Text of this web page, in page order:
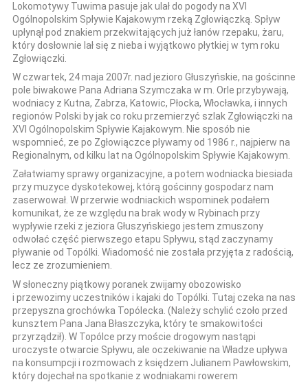
Lokomotywy Tuwima pasuje jak ulał do pogody na XVI
Ogólnopolskim Spływie Kajakowym rzeką Zgłowiączką. Spływ
upłynął pod znakiem przekwitających już łanów rzepaku, żaru,
który dosłownie lał się z nieba i wyjątkowo płytkiej w tym roku
Zgłowiączki.
W czwartek, 24 maja 2007r. nad jezioro Głuszyńskie, na gościnne
pole biwakowe Pana Adriana Szymczaka w m. Orle przybywają,
wodniacy z Kutna, Zabrza, Katowic, Płocka, Włocławka, i innych
regionów Polski by jak co roku przemierzyć szlak Zgłowiączki na
XVI Ogólnopolskim Spływie Kajakowym. Nie sposób nie
wspomnieć, ze po Zgłowiączce pływamy od 1986 r., najpierw na
Regionalnym, od kilku lat na Ogólnopolskim Spływie Kajakowym.
Załatwiamy sprawy organizacyjne, a potem wodniacka biesiada
przy muzyce dyskotekowej, którą gościnny gospodarz nam
zaserwował. W przerwie wodniackich wspominek podałem
komunikat, że ze względu na brak wody w Rybinach przy
wypływie rzeki z jeziora Głuszyńskiego jestem zmuszony
odwołać część pierwszego etapu Spływu, stąd zaczynamy
pływanie od Topólki. Wiadomość nie została przyjęta z radością,
lecz ze zrozumieniem.
W słoneczny piątkowy poranek zwijamy obozowisko
i przewozimy uczestników i kajaki do Topólki. Tutaj czeka na nas
przepyszna grochówka Topólecka. (Należy schylić czoło przed
kunsztem Pana Jana Błaszczyka, który te smakowitości
przyrządził). W Topólce przy moście drogowym nastąpi
uroczyste otwarcie Spływu, ale oczekiwanie na Władze upływa
na konsumpcji i rozmowach z księdzem Julianem Pawłowskim,
który dojechał na spotkanie z wodniakami rowerem